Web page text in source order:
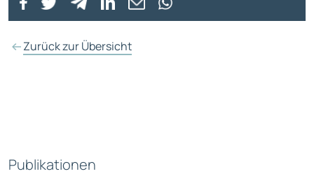
Zurück zur Übersicht
Publikationen